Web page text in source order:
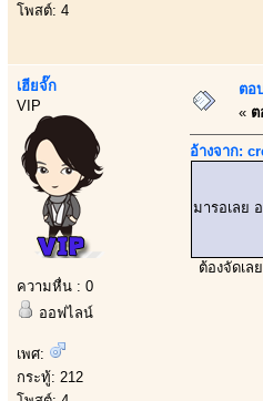
โพสต์: 4
เฮียจั๊ก
VIP
ความหื่น : 0
ออฟไลน์
เพศ:
กระทู้: 212
ตอ
« ต
อ้างจาก:
มารอเลย
ต้องจัดเล